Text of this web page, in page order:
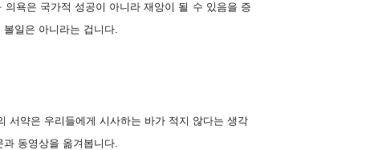
욕은 국가적 성공이 아니라 재앙이 될 수 있음을 증
일은 아니라는 겁니다.
서약은 우리들에게 시사하는 바가 적지 않다는 생각
과 동영상을 옮겨봅니다.